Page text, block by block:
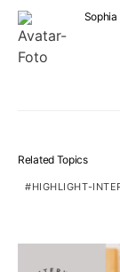
Sophia
Related Topics
HIGHLIGHT-